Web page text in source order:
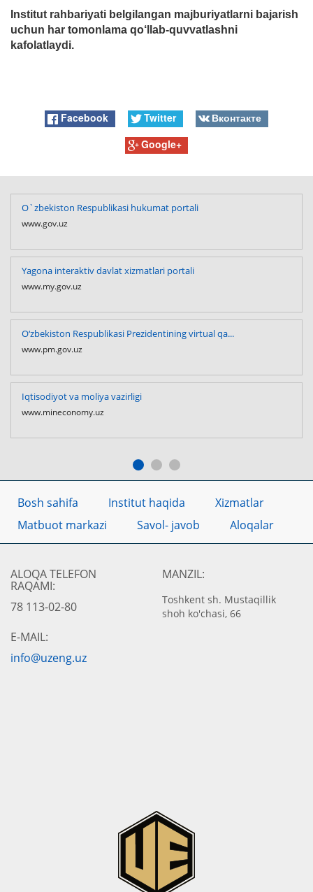
Institut rahbariyati belgilangan majburiyatlarni bajarish
uchun har tomonlama qo‘llab-quvvatlashni
kafolatlaydi.
Facebook Twitter
Вконтакте
Google+
O`zbekiston Respublikasi hukumat portali
www.gov.uz
Yagona interaktiv davlat xizmatlari portali
www.my.gov.uz
O‘zbekiston Respublikasi Prezidentining virtual qa...
www.pm.gov.uz
Iqtisodiyot va moliya vazirligi
www.mineconomy.uz
Bosh sahifa Institut haqida
Xizmatlar
Matbuot markazi
Savol- javob Aloqalar
ALOQA TELEFON
RAQAMI:
78 113-02-80
MANZIL:
Toshkent sh. Mustaqillik
shoh ko'chasi, 66
E-MAIL:
info@uzeng.uz